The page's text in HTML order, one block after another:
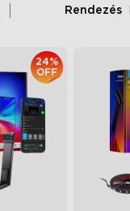
Rendezés
24%
OFF